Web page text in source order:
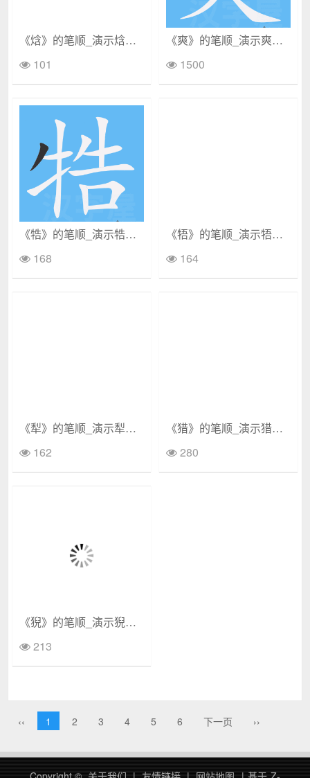
《焓》的笔顺_演示焓的笔顺及焓字的笔画顺序
101
《爽》的笔顺_演示爽的笔顺及爽字的笔画顺序
1500
《牿》的笔顺_演示牿的笔顺及牿字的笔画顺序
168
《牾》的笔顺_演示牾的笔顺及牾字的笔画顺序
164
《犁》的笔顺_演示犁的笔顺及犁字的笔画顺序
162
《猎》的笔顺_演示猎的笔顺及猎字的笔画顺序
280
《猊》的笔顺_演示猊的笔顺及猊字的笔画顺序
213
‹‹ 1 2 3 4 5 6 下一页 ››